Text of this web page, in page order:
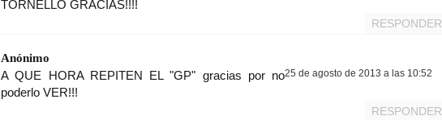
TORNELLO GRACIAS!!!!
RESPONDER
Anónimo
25 de agosto de 2013 a las 10:52
A QUE HORA REPITEN EL "GP" gracias por no
poderlo VER!!!
RESPONDER